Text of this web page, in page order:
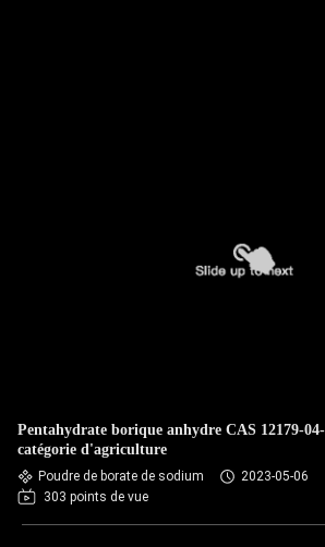
Pentahydrate borique anhydre CAS 12179-
catégorie d'agriculture
Poudre de borate de sodium
2023-05-06
303 points de vue